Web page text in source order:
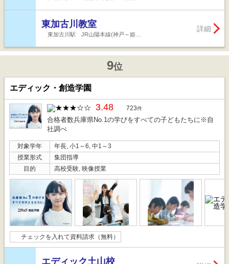
東加古川教室
東加古川駅 JR山陽本線(神戸～姫…
詳細
9位
エディック・創造学園
3.48 723件
合格者数兵庫県No.1の学びをすべての子どもたちに※自
社調べ
対象学年
年長, 小1～6, 中1～3
授業形式
集団指導
目的
高校受験, 映像授業
チェックを入れて資料請求（無料）
エディック土山校